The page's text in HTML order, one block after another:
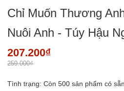
Chỉ Muốn Thương
Nuôi Anh - Túy Hậu
207.200₫
259.000₫
Tình trạng: Còn 500 sản phẩm có sẵn.